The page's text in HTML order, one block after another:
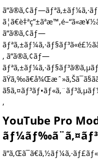
ã“ã®ã‚¢ãƒ—
‚ ã“ã®ã‚¢ãƒ—
‚
YouTube Pro